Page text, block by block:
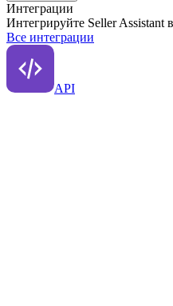
Интеграции
Интегрируйте Seller Assistant
Все интеграции
API